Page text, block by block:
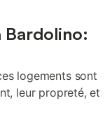
Bardolino:
logements sont
leur propreté, et